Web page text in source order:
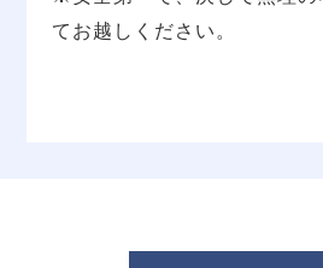
てお越しください。